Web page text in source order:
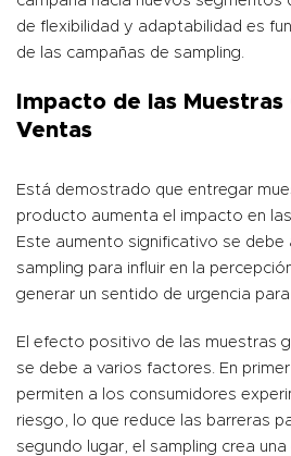
de flexibilidad y adaptabilidad es
de las campañas de sampling.
Impacto de las
Ventas
Está demostrado que entregar
producto aumenta el impacto en
Este aumento significativo se debe
sampling para influir en la
generar un sentido de urgencia
El efecto positivo de las muestras
se debe a varios factores. En
permiten a los consumidores
riesgo, lo que reduce las barreras
segundo lugar, el sampling crea